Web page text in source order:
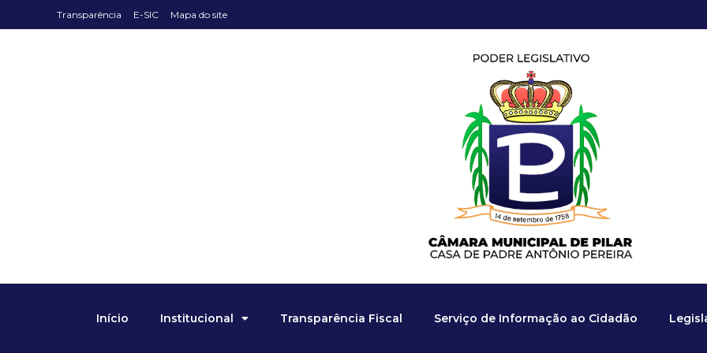
Transparência E-SIC Mapa do site
Início Institucional Transparência Fiscal Serviço de Informação ao Cidadão